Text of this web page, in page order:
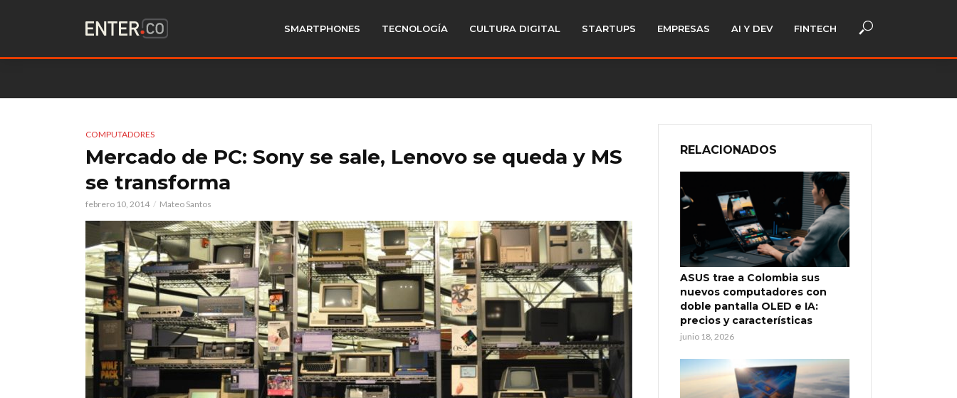
SMARTPHONES TECNOLOGÍA CULTURA DIGITAL STARTUPS EMPRESAS AI Y DEV FINTECH
COMPUTADORES
Mercado de PC: Sony se sale, Lenovo se queda y MS
se transforma
febrero 10, 2014 Mateo Santos
RELACIONADOS
ASUS trae a Colombia sus
nuevos computadores con
doble pantalla OLED e IA:
precios y características
junio 18, 2026